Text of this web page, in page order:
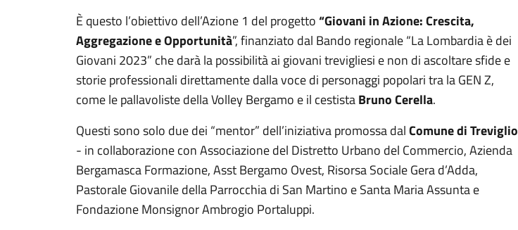
È questo l’obiettivo dell’Azione 1 del progetto“Giovani in Azione: Crescita,
Aggregazione e Opportunità”, finanziato dal Bando regionale “La Lombardia è dei
Giovani 2023” che darà la possibilità ai giovani trevigliesi e non di ascoltare sfide e
storie professionali direttamente dalla voce di personaggi popolari tra la GEN Z,
come le pallavoliste della Volley Bergamo e il cestistaBruno Cerella.
Questi sono solo due dei “mentor” dell’iniziativa promossa dalComune di Treviglio
- in collaborazione con Associazione del Distretto Urbano del Commercio, Azienda
Bergamasca Formazione, Asst Bergamo Ovest, Risorsa Sociale Gera d’Adda,
Pastorale Giovanile della Parrocchia di San Martino e Santa Maria Assunta e
Fondazione Monsignor Ambrogio Portaluppi.